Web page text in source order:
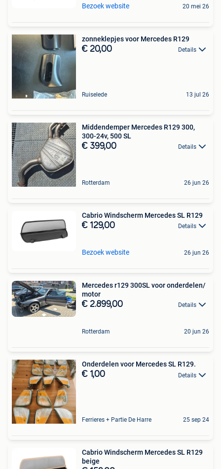
Bezoek website 20 mei 26
zonneklepjes voor Mercedes R129
€ 20,00 Details
Ruiselede 13 jul 26
Middendemper Mercedes R129 300,
300-24v, 500 SL
€ 399,00 Details
Rotterdam 26 jun 26
Cabrio Windscherm Mercedes SL R129
€ 129,00 Details
Bezoek website 26 jun 26
Mercedes r129 300SL voor onderdelen/
motor
€ 2.899,00 Details
Rotterdam 20 jun 26
Onderdelen voor Mercedes SL R129.
€ 1,00 Details
Ferrieres + Partie De Harre 25 sep 24
Cabrio Windscherm Mercedes SL R129
beige